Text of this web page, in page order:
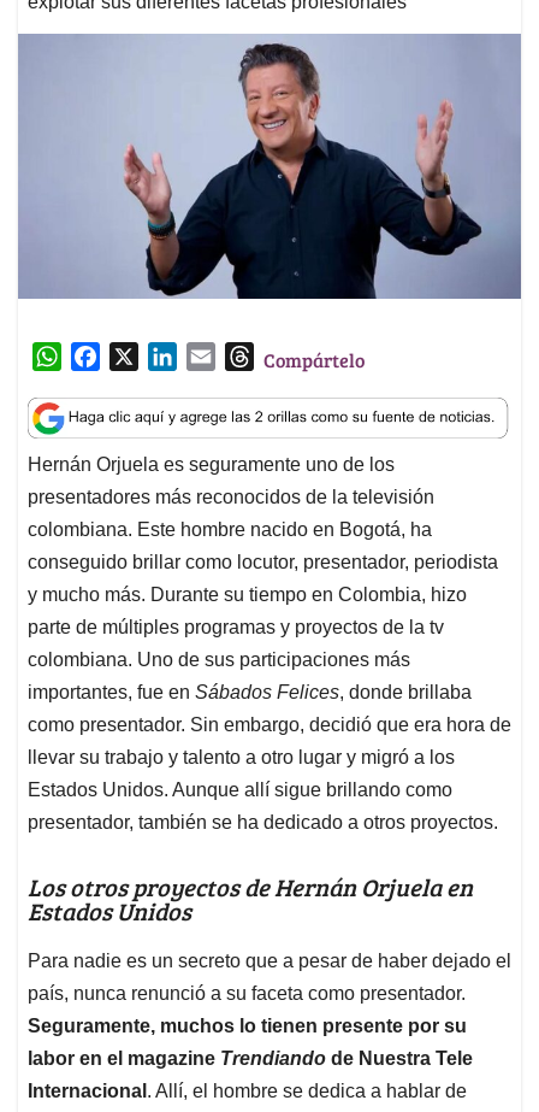
W
a
t
s
A
p
p
c
e
b
o
o
k
n
k
e
d
I
n
a
i
l
T
r
e
a
d
s
Compártelo
Hernán Orjuela es seguramente uno de los
presentadores más reconocidos de la televisión
colombiana. Este hombre nacido en Bogotá, ha
conseguido brillar como locutor, presentador, periodista
y mucho más. Durante su tiempo en Colombia, hizo
parte de múltiples programas y proyectos de la tv
colombiana. Uno de sus participaciones más
importantes, fue en Sábados Felices, donde brillaba
como presentador. Sin embargo, decidió que era hora de
llevar su trabajo y talento a otro lugar y migró a los
Estados Unidos. Aunque allí sigue brillando como
presentador, también se ha dedicado a otros proyectos.
Los otros proyectos de Hernán Orjuela en
Estados Unidos
Para nadie es un secreto que a pesar de haber dejado el
país, nunca renunció a su faceta como presentador.
Seguramente, muchos lo tienen presente por su
labor en el magazine Trendiando de Nuestra Tele
Internacional . Allí, el hombre se dedica a hablar de